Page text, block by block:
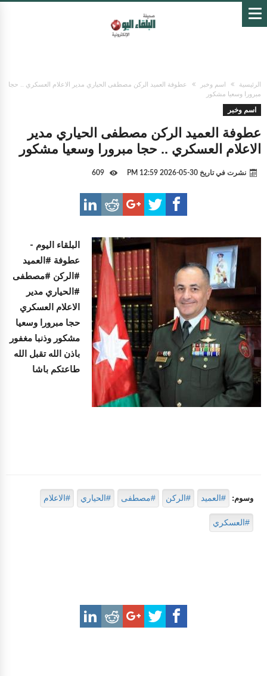
الرئيسية اسم وخبر
عطوفة العميد الركن مصطفى الحياري مدير الاعلام العسكري .. حجا
مبرورا وسعيا مشكور
اسم وخبر
عطوفة العميد الركن مصطفى الحياري مدير
الاعلام العسكري .. حجا مبرورا وسعيا مشكور
نشرت في تاريخ 30-05-2026 12:59 PM
البلقاء اليوم -
عطوفة #العميد
#الركن #مصطفى
#الحياري مدير
الاعلام العسكري
حجا مبرورا وسعيا
مشكور وذنبا مغفور
باذن الله تقبل الله
طاعتكم باشا
وسوم: #العميد #الركن #مصطفى #الحياري #الاعلام
#العسكري